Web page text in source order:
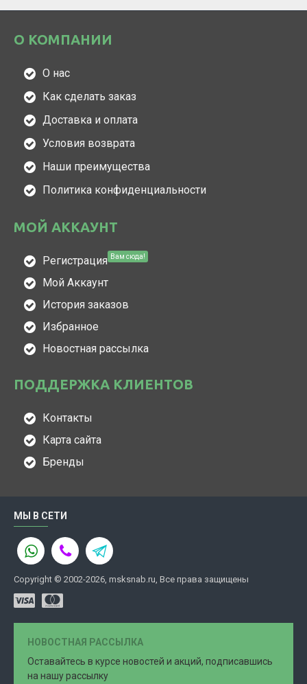
О КОМПАНИИ
О нас
Как сделать заказ
Доставка и оплата
Условия возврата
Наши преимущества
Политика конфиденциальности
МОЙ АККАУНТ
Регистрация Вам сюда!
Мой Аккаунт
История заказов
Избранное
Новостная рассылка
ПОДДЕРЖКА КЛИЕНТОВ
Контакты
Карта сайта
Бренды
МЫ В СЕТИ
Copyright © 2002-2026, msksnab.ru, Все права защищены
НОВОСТНАЯ РАССЫЛКА
Оставайтесь в курсе новостей и акций, подписавшись
на нашу рассылку